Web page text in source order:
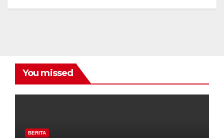
You missed
BERITA